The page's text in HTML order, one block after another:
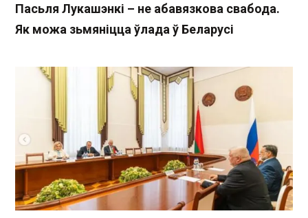
Пасьля Лукашэнкі – не абавязкова свабода.
Як можа зьмяніцца ўлада ў Беларусі